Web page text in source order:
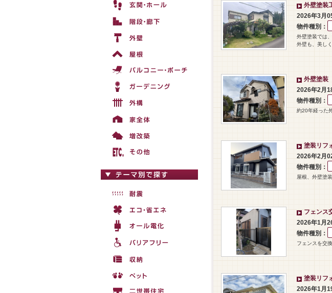
外壁塗装
2026年3月
物件種別：
外壁塗装では
外壁も、美し
外壁塗装
2026年2月
物件種別：
約20年経った
塗装リフ
2026年2月
物件種別：
屋根、外壁塗
フェンス
2026年1月
物件種別：
フェンスを交
塗装リフ
2026年1月